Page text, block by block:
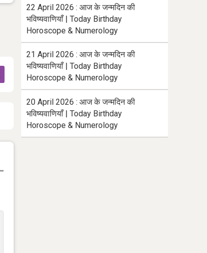
22 April 2026 : आज के जन्मदिन की
भविष्यवाणियाँ | Today Birthday
Horoscope & Numerology
21 April 2026 : आज के जन्मदिन की
भविष्यवाणियाँ | Today Birthday
Horoscope & Numerology
20 April 2026 : आज के जन्मदिन की
भविष्यवाणियाँ | Today Birthday
Horoscope & Numerology